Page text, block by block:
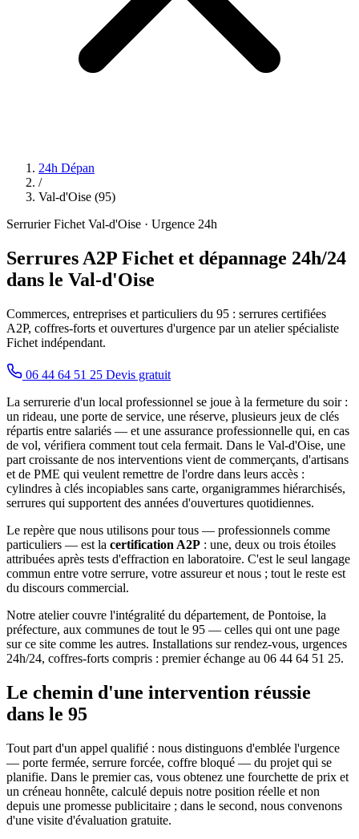
24h Dépan
/
Val-d'Oise (95)
Serrurier Fichet Val-d'Oise · Urgence 24h
Serrures A2P Fichet et dépannage 24h/24
dans le Val-d'Oise
Commerces, entreprises et particuliers du 95 : serrures certifiées
A2P, coffres-forts et ouvertures d'urgence par un atelier spécialiste
Fichet indépendant.
06 44 64 51 25 Devis gratuit
La serrurerie d'un local professionnel se joue à la fermeture du soir :
un rideau, une porte de service, une réserve, plusieurs jeux de clés
répartis entre salariés — et une assurance professionnelle qui, en cas
de vol, vérifiera comment tout cela fermait. Dans le Val-d'Oise, une
part croissante de nos interventions vient de commerçants, d'artisans
et de PME qui veulent remettre de l'ordre dans leurs accès :
cylindres à clés incopiables sans carte, organigrammes hiérarchisés,
serrures qui supportent des années d'ouvertures quotidiennes.
Le repère que nous utilisons pour tous — professionnels comme
particuliers — est la certification A2P : une, deux ou trois étoiles
attribuées après tests d'effraction en laboratoire. C'est le seul langage
commun entre votre serrure, votre assureur et nous ; tout le reste est
du discours commercial.
Notre atelier couvre l'intégralité du département, de Pontoise, la
préfecture, aux communes de tout le 95 — celles qui ont une page
sur ce site comme les autres. Installations sur rendez-vous, urgences
24h/24, coffres-forts compris : premier échange au 06 44 64 51 25.
Le chemin d'une intervention réussie
dans le 95
Tout part d'un appel qualifié : nous distinguons d'emblée l'urgence
— porte fermée, serrure forcée, coffre bloqué — du projet qui se
planifie. Dans le premier cas, vous obtenez une fourchette de prix et
un créneau honnête, calculé depuis notre position réelle et non
depuis une promesse publicitaire ; dans le second, nous convenons
d'une visite d'évaluation gratuite.